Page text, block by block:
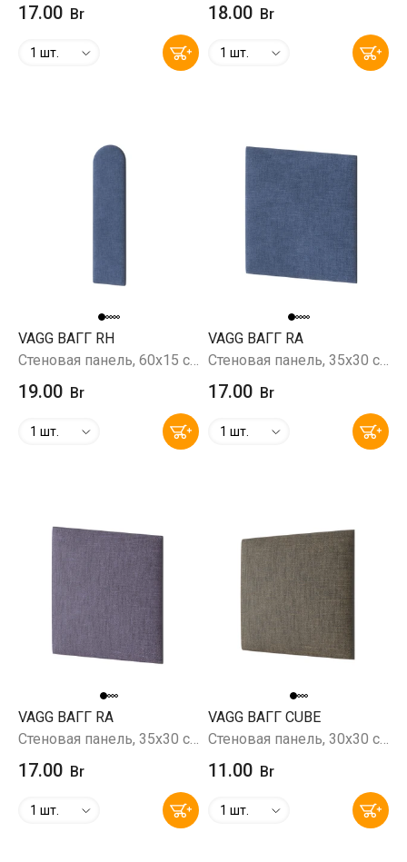
17.00 Br
1 шт.
18.00 Br
1 шт.
VAGG ВАГГ RH
Стеновая панель, 60х15 см, Prince Ocean (синий)
19.00 Br
1 шт.
VAGG ВАГГ RA
Стеновая панель, 35х30 см, Prince Ocean (синий)
17.00 Br
1 шт.
VAGG ВАГГ RA
Стеновая панель, 35х30 см, Savana 69 (фиолетовый)
17.00 Br
1 шт.
VAGG ВАГГ CUBE
Стеновая панель, 30х30 см, Savana 02 (серо-коричневый)
11.00 Br
1 шт.